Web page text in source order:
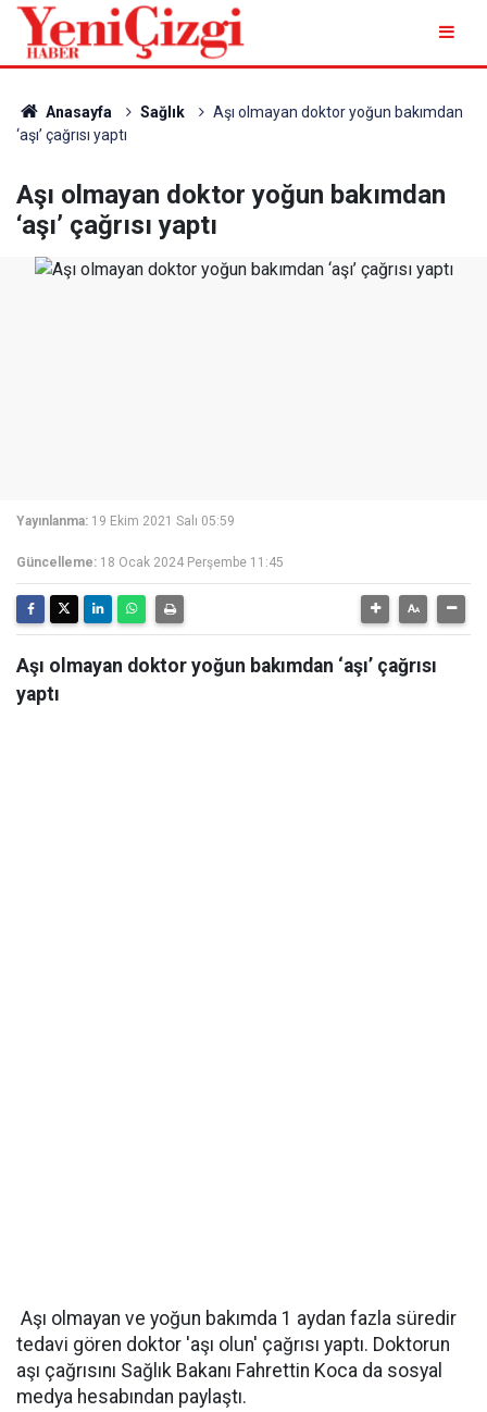
Anasayfa Sağlık
Aşı olmayan doktor yoğun bakımdan
‘aşı’ çağrısı yaptı
Aşı olmayan doktor yoğun bakımdan
‘aşı’ çağrısı yaptı
Yayınlanma: 19 Ekim 2021 Salı 05:59
Güncelleme: 18 Ocak 2024 Perşembe 11:45
Aşı olmayan doktor yoğun bakımdan ‘aşı’ çağrısı
yaptı
Aşı olmayan ve yoğun bakımda 1 aydan fazla süredir
tedavi gören doktor 'aşı olun' çağrısı yaptı. Doktorun
aşı çağrısını Sağlık Bakanı Fahrettin Koca da sosyal
medya hesabından paylaştı.